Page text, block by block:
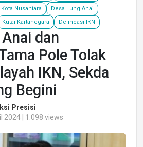
Nusantara Desa Lung Anai
Kutai Kartanegara Delineasi IKN
dan
Pole Tolak
IKN, Sekda
Begini
Presisi
2024 | 1.098 views